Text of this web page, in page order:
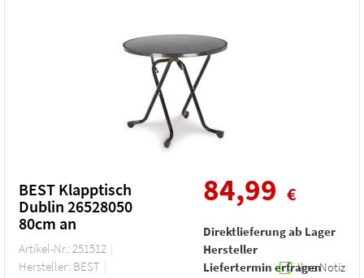
BEST Klapptisch
Dublin 26528050
80cm an
Artikel-Nr.: 251512
Hersteller: BEST
84,99 €
Direktlieferung ab Lager
Hersteller
Liefertermin erfragenIhre Notiz